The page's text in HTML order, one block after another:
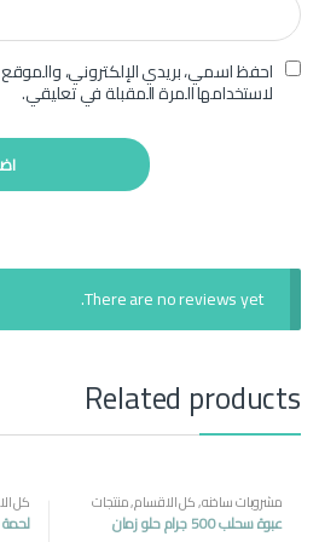
احفظ اسمي، بريدي الإلكتروني،
لاستخدامها المرة المقبلة في تعليقي.
There are no reviews yet.
Related products
مشروبات ساخنه,كل الاقسام,منتجات
مصرية
عبوة سحلب 500 جرام حلو زمان
كل
لحمة